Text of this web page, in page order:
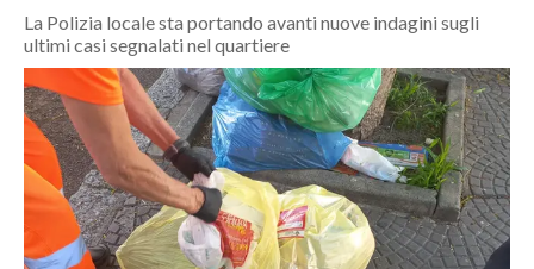
ITALIA
MONDO
POLITICA
ECONOMIA
SERVIZI ALLE IMPRESE
La Polizia locale sta portando avanti nuove indagini sugli
ultimi casi segnalati nel quartiere